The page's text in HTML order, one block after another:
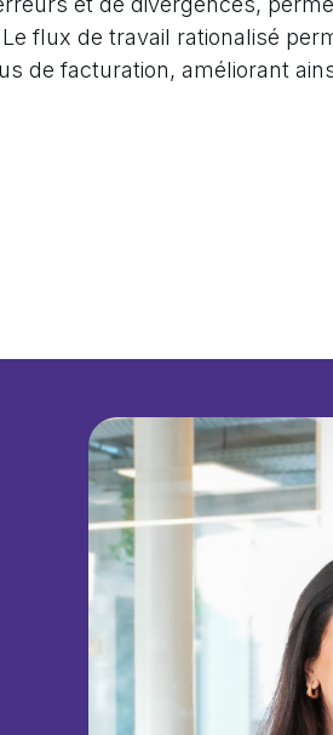
flux de travail rationalisé
de facturation, améliorant